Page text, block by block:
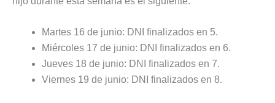
Martes 16 de junio: DNI finalizados en 5.
Miércoles 17 de junio: DNI finalizados en 6.
Jueves 18 de junio: DNI finalizados en 7.
Viernes 19 de junio: DNI finalizados en 8.